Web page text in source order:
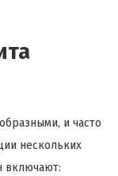
и часто
нескольких
включают: